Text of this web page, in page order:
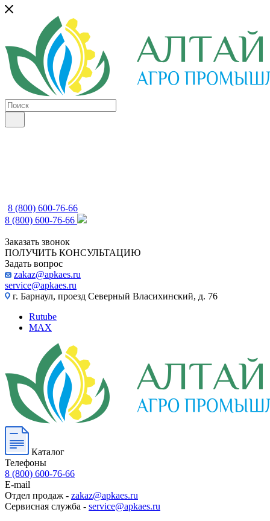
8 (800) 600-76-66
8 (800) 600-76-66
Заказать звонок
ПОЛУЧИТЬ КОНСУЛЬТАЦИЮ
Задать вопрос
zakaz@apkaes.ru
service@apkaes.ru
г. Барнаул, проезд Северный Власихинский, д. 76
Rutube
MAX
Каталог
Телефоны
8 (800) 600-76-66
E-mail
Отдел продаж - zakaz@apkaes.ru
Сервисная служба - service@apkaes.ru